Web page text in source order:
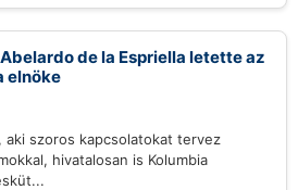
de la Espriella letette az
elnöke
aki szoros kapcsolatokat tervez
hivatalosan is Kolumbia